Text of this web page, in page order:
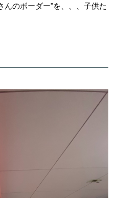
んのボーダー"を、、、子供た